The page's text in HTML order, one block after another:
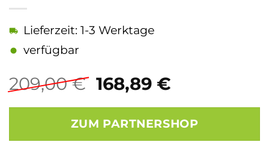
209,00€ Ursprünglicher
Preis
war:
209,00 €
168,89 €Aktueller
ist:
168,89 €.
Lieferzeit: 1-3 Werktage
verfügbar
ZUM PARTNERSHOP